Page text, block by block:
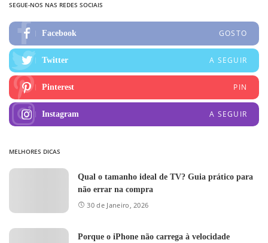
SEGUE-NOS NAS REDES SOCIAIS
Facebook GOSTO
Twitter A SEGUIR
Pinterest PIN
Instagram A SEGUIR
MELHORES DICAS
Qual o tamanho ideal de TV? Guia prático para
não errar na compra
30 de Janeiro, 2026
Porque o iPhone não carrega à velocidade